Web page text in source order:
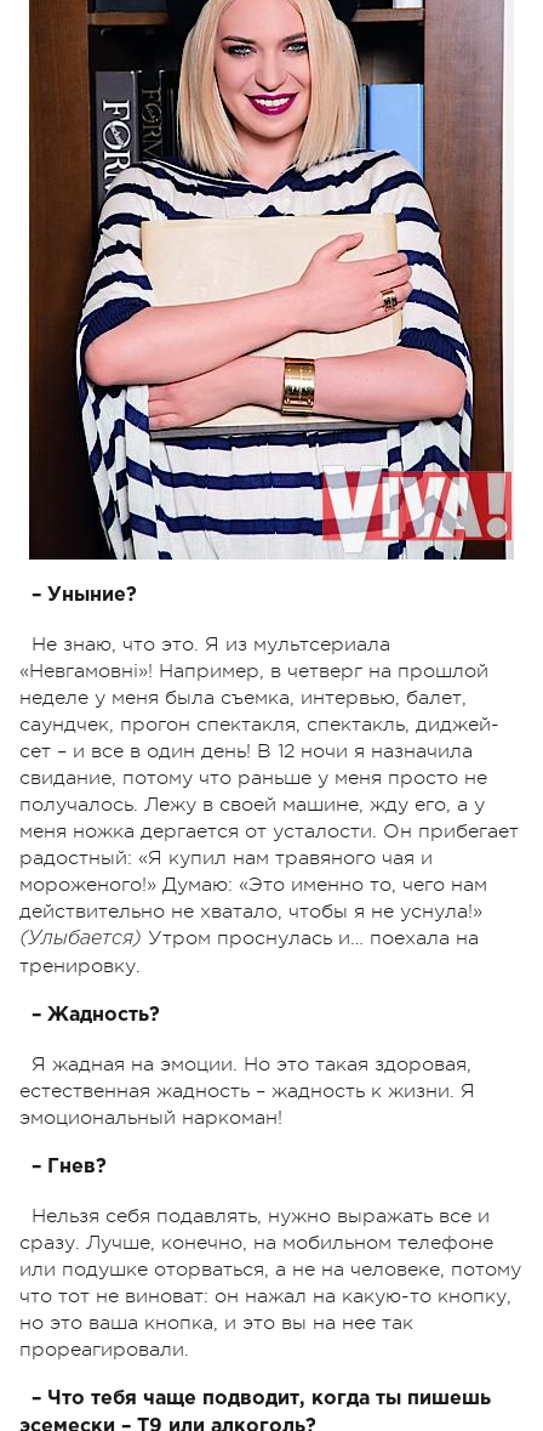
– Уныние?
Не знаю, что это. Я из мультсериала
«Невгамовні»! Например, в четверг на прошлой
неделе у меня была съемка, интервью, балет,
саундчек, прогон спектакля, спектакль, диджей-
сет – и все в один день! В 12 ночи я назначила
свидание, потому что раньше у меня просто не
получалось. Лежу в своей машине, жду его, а у
меня ножка дергается от усталости. Он прибегает
радостный: «Я купил нам травяного чая и
мороженого!» Думаю: «Это именно то, чего нам
действительно не хватало, чтобы я не уснула!»
(Улыбается) Утром проснулась и… поехала на
тренировку.
– Жадность?
Я жадная на эмоции. Но это такая здоровая,
естественная жадность – жадность к жизни. Я
эмоциональный наркоман!
– Гнев?
Нельзя себя подавлять, нужно выражать все и
сразу. Лучше, конечно, на мобильном телефоне
или подушке оторваться, а не на человеке, потому
что тот не виноват: он нажал на какую-то кнопку,
но это ваша кнопка, и это вы на нее так
прореагировали.
– Что тебя чаще подводит, когда ты пишешь
эсемески – Т9 или алкоголь?